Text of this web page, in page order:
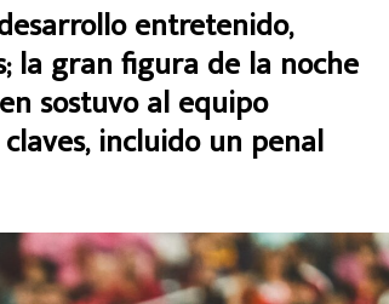
entretenido,
la gran figura de la noche
sostuvo al equipo
incluido un penal